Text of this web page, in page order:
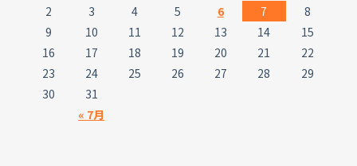
« 7月
2
3 4 5 6 7
8
9
10 11 12 13 14
15
16
17 18 19 20 21
22
23
24 25 26 27 28
29
30
31